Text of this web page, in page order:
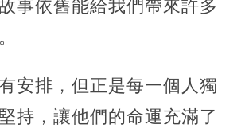
事依舊能給我們帶來許多
安排，但正是每一個人獨
持，讓他們的命運充滿了